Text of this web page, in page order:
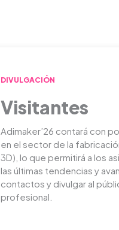
DIVULGACIÓN
Visitantes
Adimaker’26 contará con
en el sector de la
3D), lo que permitirá a los
las últimas tendencias y
contactos y divulgar al
profesional.